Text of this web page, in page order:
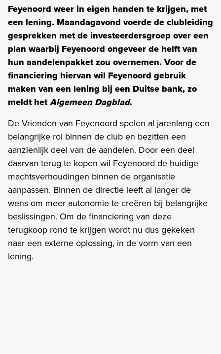
Feyenoord weer in eigen handen te krijgen, met
een lening. Maandagavond voerde de clubleiding
gesprekken met de investeerdersgroep over een
plan waarbij Feyenoord ongeveer de helft van
hun aandelenpakket zou overnemen. Voor de
financiering hiervan wil Feyenoord gebruik
maken van een lening bij een Duitse bank, zo
meldt hetAlgemeen Dagblad.
De Vrienden van Feyenoord spelen al jarenlang een
belangrijke rol binnen de club en bezitten een
aanzienlijk deel van de aandelen. Door een deel
daarvan terug te kopen wil Feyenoord de huidige
machtsverhoudingen binnen de organisatie
aanpassen. Binnen de directie leeft al langer de
wens om meer autonomie te creëren bij belangrijke
beslissingen. Om de financiering van deze
terugkoop rond te krijgen wordt nu dus gekeken
naar een externe oplossing, in de vorm van een
lening.